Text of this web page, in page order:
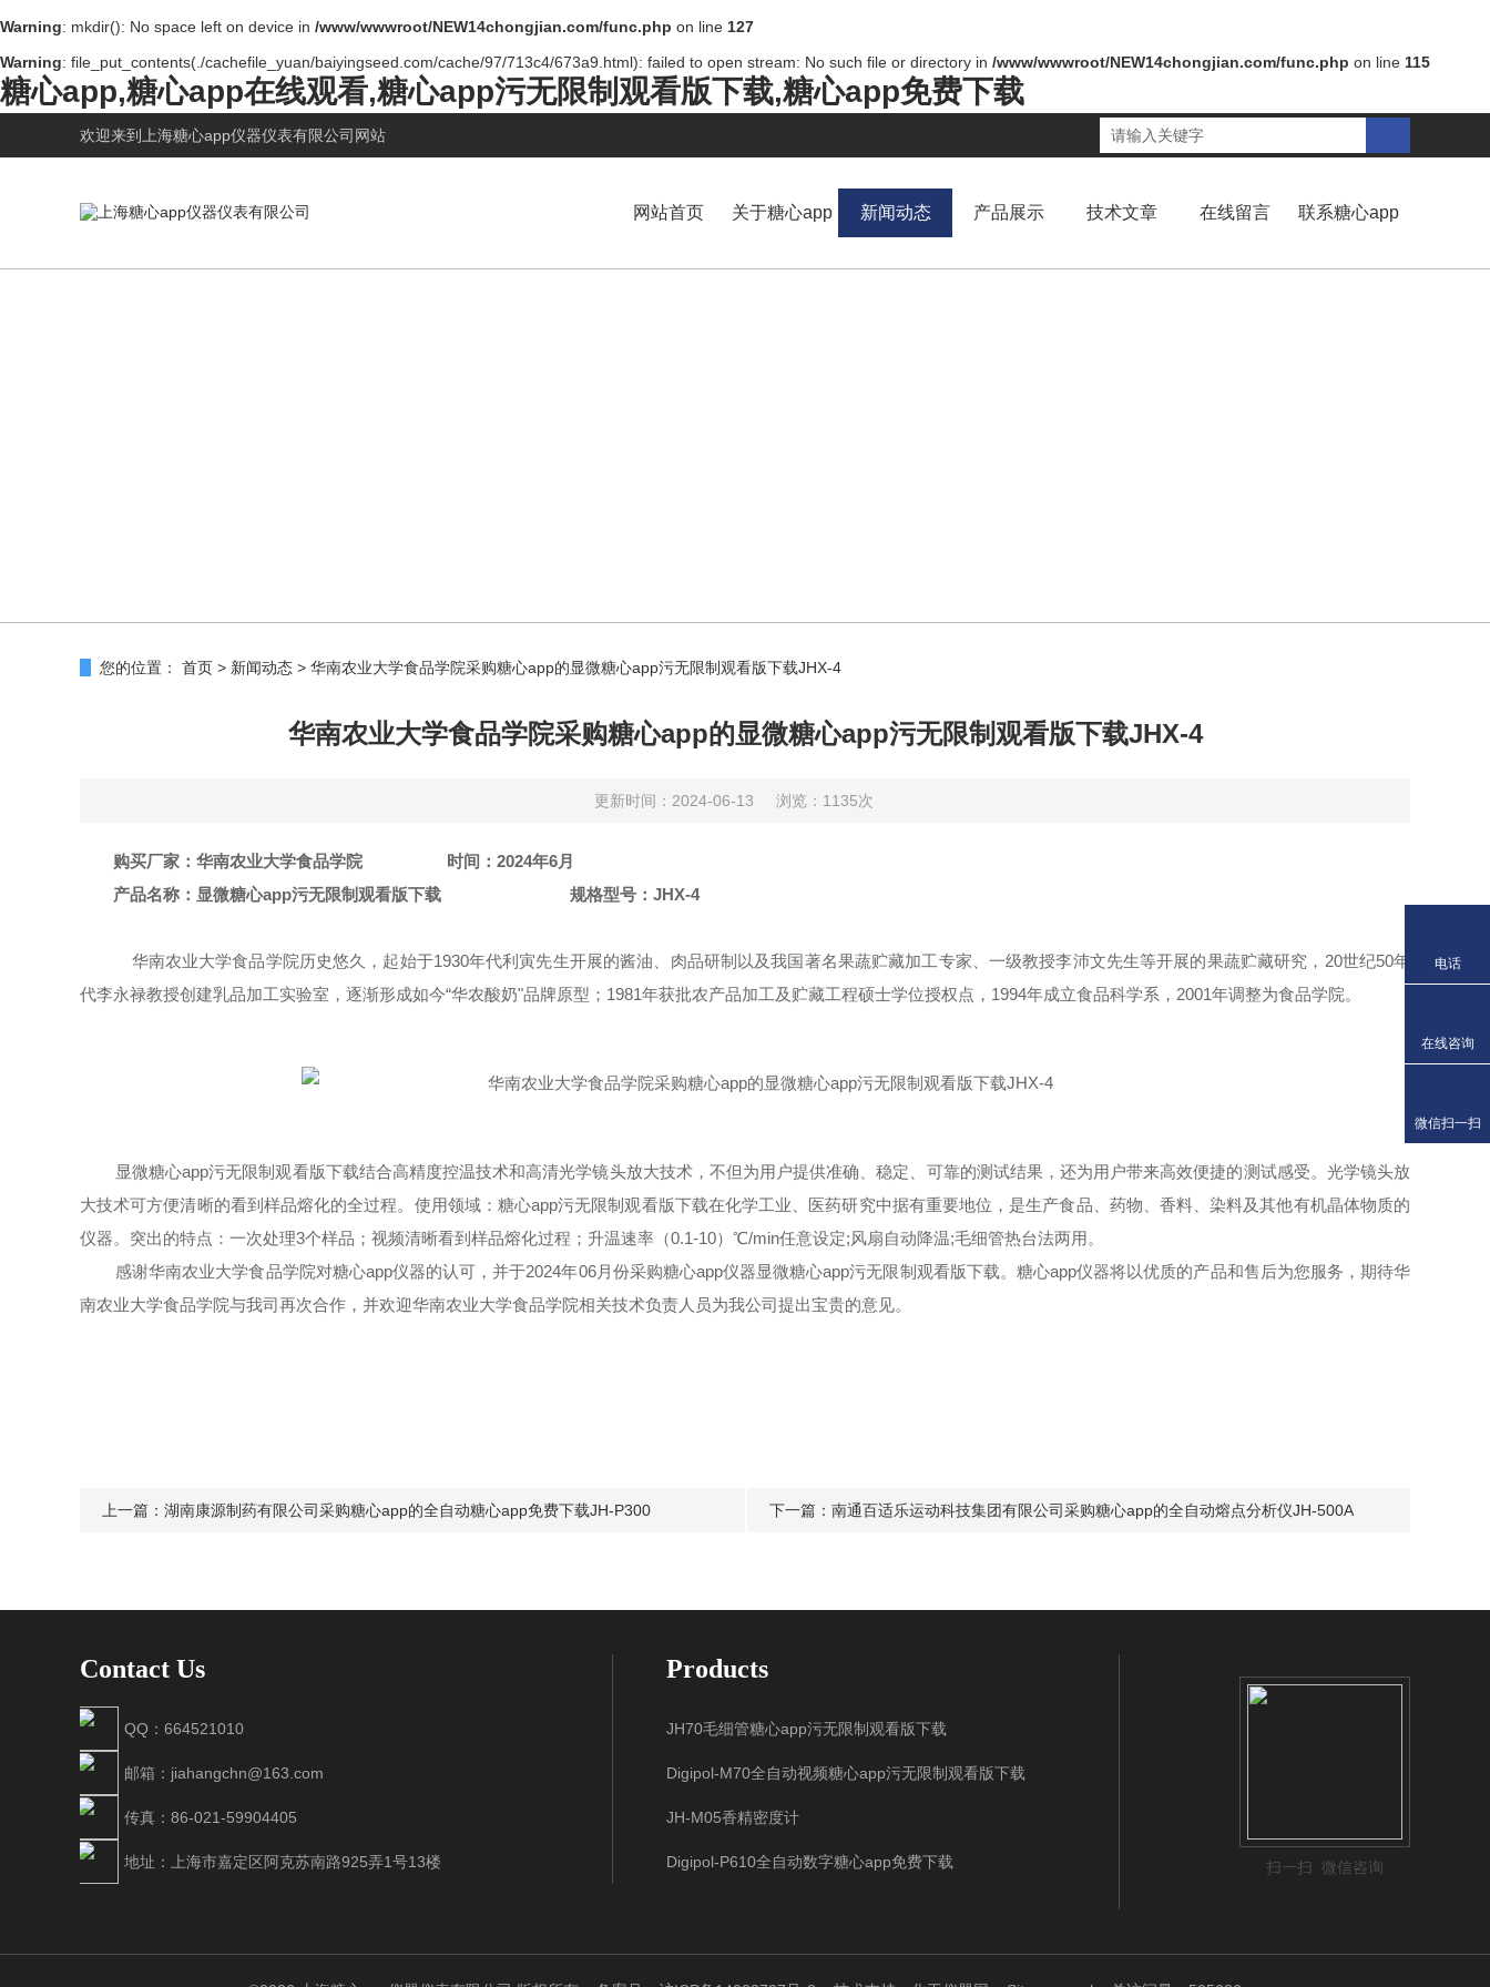
Warning: mkdir(): No space left on device in /www/wwwroot/NEW14chongjian.com/func.php on line 127
Warning: file_put_contents(./cachefile_yuan/baiyingseed.com/cache/97/713c4/673a9.html): failed to open stream: No such file or directory in /www/wwwroot/NEW14chongjian.com/func.php on line 115
糖心app,糖心app在线观看,糖心app污无限制观看版下载,糖心app免费下载
欢迎来到 上海糖心app仪器仪表有限公司网站
网站首页 关于糖心app 新闻动态 产品展示 技术文章 在线留言 联系糖心app
您的位置： 首页 > 新闻动态 > 华南农业大学食品学院采购糖心app的显微糖心app污无限制观看版下载JHX-4
华南农业大学食品学院采购糖心app的显微糖心app污无限制观看版下载JHX-4
更新时间：2024-06-13 浏览：1135次
购买厂家 ： 华南农业大学食品学院 时间： 2024年6月
产品名称：显微糖心app污无限制观看版下载
规格型号： JHX-4
华南农业大学食品学院历史悠久，起始于1930年代利寅先生开展的酱油、肉品研制以及我国著名果蔬贮藏加工专家、一级教授李沛文先生等开展的果蔬贮藏研究，20世纪50年
代李永禄教授创建乳品加工实验室，逐渐形成如今“华农酸奶"品牌原型；1981年获批农产品加工及贮藏工程硕士学位授权点，1994年成立食品科学系，2001年调整为食品学院。
显微糖心app污无限制观看版下载结合高精度控温技术和高清光学镜头放大技术，不但为用户提供准确、稳定、可靠的测试结果，还为用户带来高效便捷的测试感受。光学镜头放
大技术可方便清晰的看到样品熔化的全过程。使用领域：糖心app污无限制观看版下载在化学工业、医药研究中据有重要地位，是生产食品、药物、香料、染料及其他有机晶体物质的
仪器。突出的特点：一次处理3个样品；视频清晰看到样品熔化过程；升温速率（0.1-10）℃/min任意设定;风扇自动降温;毛细管热台法两用。
感谢华南农业大学食品学院对糖心app仪器的认可，并于2024年06月份采购糖心app仪器显微糖心app污无限制观看版下载。糖心app仪器将以优质的产品和售后为您服务，期待华
南农业大学食品学院与我司再次合作，并欢迎华南农业大学食品学院相关技术负责人员为我公司提出宝贵的意见。
上一篇： 湖南康源制药有限公司采购糖心app的全自动糖心app免费下载JH-P300 下一篇： 南通百适乐运动科技集团有限公司采购糖心app的全自动熔点分析仪JH-500A
Contact Us
QQ：664521010
邮箱：jiahangchn@163.com
传真：86-021-59904405
地址：上海市嘉定区阿克苏南路925弄1号13楼
Products
JH70毛细管糖心app污无限制观看版下载
Digipol-M70全自动视频糖心app污无限制观看版下载
JH-M05香精密度计
Digipol-P610全自动数字糖心app免费下载 扫一扫 微信咨询
电话
在线咨询
微信扫一扫